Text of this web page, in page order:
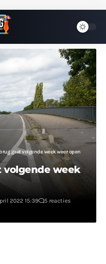
gaat volgende week weer open
volgende week
2022 15:39
5 reacties